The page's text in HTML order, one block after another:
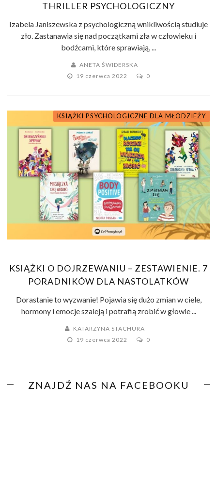
THRILLER PSYCHOLOGICZNY
Izabela Janiszewska z psychologiczną wnikliwością studiuje
zło. Zastanawia się nad początkami zła w człowieku i
bodźcami, które sprawiają, ...
ANETA ŚWIDERSKA
19 czerwca 2022
0
KSIĄŻKI PSYCHOLOGICZNE DLA MŁODZIEŻY
KSIĄŻKI O DOJRZEWANIU – ZESTAWIENIE. 7
PORADNIKÓW DLA NASTOLATKÓW
Dorastanie to wyzwanie! Pojawia się dużo zmian w ciele,
hormony i emocje szaleją i potrafią zrobić w głowie ...
KATARZYNA STACHURA
19 czerwca 2022
0
ZNAJDŹ NAS NA FACEBOOKU